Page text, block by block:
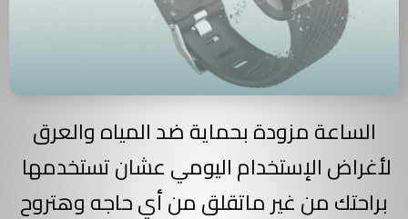
الساعة مزودة بحماية ضد المياه والعرق
لأغراض الإستخدام اليومي عشان تستخدمها
براحتك من غير ماتقلق من أي حاجه وهتروح